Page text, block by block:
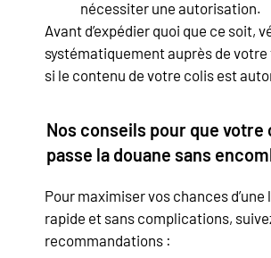
nécessiter une autorisation.
Avant d’expédier quoi que ce soit,
systématiquement auprès de
si le contenu de votre colis est
Nos conseils pour que votre
passe la douane sans
Pour maximiser vos chances d’une
rapide et sans complications,
recommandations :